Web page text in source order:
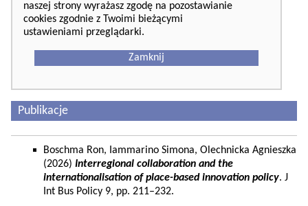
naszej strony wyrażasz zgodę na pozostawianie
cookies zgodnie z Twoimi bieżącymi
ustawieniami przeglądarki.
Zamknij
Publikacje
Boschma Ron, Iammarino Simona, Olechnicka Agnieszka
(2026) Interregional collaboration and the
internationalisation of place-based innovation policy. J
Int Bus Policy 9, pp. 211–232.